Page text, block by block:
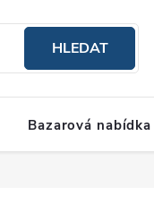
HLEDAT
Bazarová nabídka